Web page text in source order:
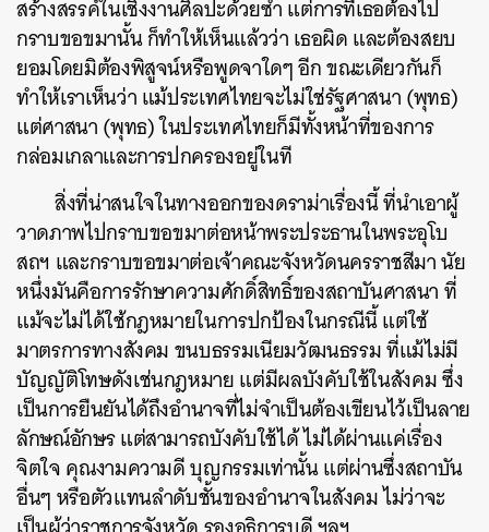
สร้างสรรค์ในเชิงงานศิลปะด้วยซ้ำ แต่การที่เธอต้องไป
กราบขอขมานั้น ก็ทำให้เห็นแล้วว่า เธอผิด และต้องสยบ
ยอมโดยมิต้องพิสูจน์หรือพูดจาใดๆ อีก ขณะเดียวกันก็
ทำให้เราเห็นว่า แม้ประเทศไทยจะไม่ใช่รัฐศาสนา (พุทธ)
แต่ศาสนา (พุทธ) ในประเทศไทยก็มีทั้งหน้าที่ของการ
กล่อมเกลาและการปกครองอยู่ในที
สิ่งที่น่าสนใจในทางออกของดราม่าเรื่องนี้ ที่นำเอาผู้
วาดภาพไปกราบขอขมาต่อหน้าพระประธานในพระอุโบ
สถฯ และกราบขอขมาต่อเจ้าคณะจังหวัดนครราชสีมา นัย
หนึ่งมันคือการรักษาความศักดิ์สิทธิ์ของสถาบันศาสนา ที่
แม้จะไม่ได้ใช้กฎหมายในการปกป้องในกรณีนี้ แต่ใช้
มาตรการทางสังคม ขนบธรรมเนียมวัฒนธรรม ที่แม้ไม่มี
บัญญัติโทษดังเช่นกฎหมาย แต่มีผลบังคับใช้ในสังคม ซึ่ง
เป็นการยืนยันได้ถึงอำนาจที่ไม่จำเป็นต้องเขียนไว้เป็นลาย
ลักษณ์อักษร แต่สามารถบังคับใช้ได้ ไม่ได้ผ่านแค่เรื่อง
จิตใจ คุณงามความดี บุญกรรมเท่านั้น แต่ผ่านซึ่งสถาบัน
อื่นๆ หรือตัวแทนลำดับชั้นของอำนาจในสังคม ไม่ว่าจะ